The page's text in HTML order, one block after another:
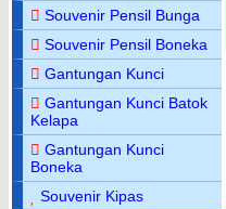
Souvenir Pensil Bunga
Souvenir Pensil Boneka
Gantungan Kunci
Gantungan Kunci Batok
Kelapa
Gantungan Kunci
Boneka
Souvenir Kipas